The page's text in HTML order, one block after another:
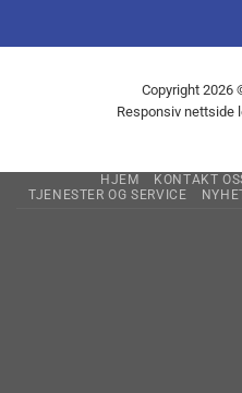
Copyright 2026
Responsiv nettside
HJEM KONTAKT
TJENESTER OG SERVICE